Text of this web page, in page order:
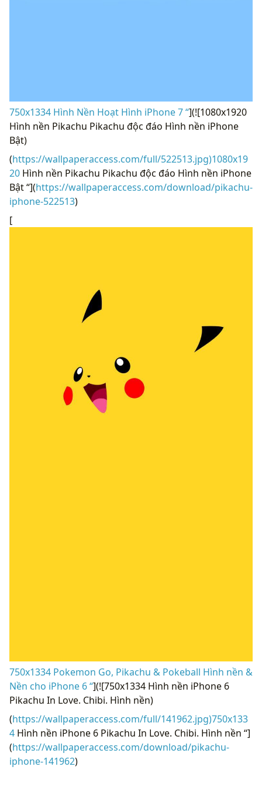
750x1334 Hình Nền Hoạt Hình iPhone 7 “](![1080x1920
Hình nền Pikachu Pikachu độc đáo Hình nền iPhone
Bật)
(https://wallpaperaccess.com/full/522513.jpg)1080x19
20 Hình nền Pikachu Pikachu độc đáo Hình nền iPhone
Bật “](https://wallpaperaccess.com/download/pikachu-
iphone-522513)
[
750x1334 Pokemon Go, Pikachu & Pokeball Hình nền &
Nền cho iPhone 6 “](![750x1334 Hình nền iPhone 6
Pikachu In Love. Chibi. Hình nền)
(https://wallpaperaccess.com/full/141962.jpg)750x133
4 Hình nền iPhone 6 Pikachu In Love. Chibi. Hình nền “]
(https://wallpaperaccess.com/download/pikachu-
iphone-141962)